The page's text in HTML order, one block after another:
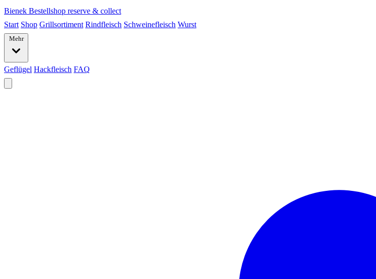
Bienek Bestellshop reserve & collect
Start Shop Grillsortiment Rindfleisch Schweinefleisch Wurst
Mehr
Geflügel Hackfleisch FAQ